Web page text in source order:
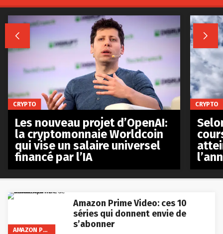
AMAZON PRIME VIDEO
Amazon Prime Video: ces 10
séries qui donnent envie de
s’abonner
 
CRYPTO
Les nouveau projet d’OpenAI:
la cryptomonnaie Worldcoin
qui vise un salaire universel
financé par l’IA
CRYPTO